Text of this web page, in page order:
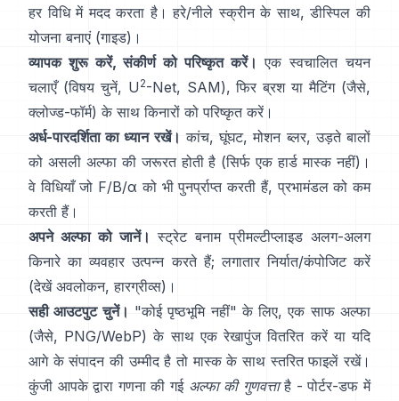
हर विधि में मदद करता है। हरे/नीले स्क्रीन के साथ, डीस्पिल की
योजना बनाएं (गाइड)।
व्यापक शुरू करें, संकीर्ण को परिष्कृत करें। एक स्वचालित चयन
चलाएँ (विषय चुनें, U2-Net, SAM), फिर ब्रश या मैटिंग (जैसे,
क्लोज्ड-फॉर्म) के साथ किनारों को परिष्कृत करें।
अर्ध-पारदर्शिता का ध्यान रखें। कांच, घूंघट, मोशन ब्लर, उड़ते बालों
को असली अल्फा की जरूरत होती है (सिर्फ एक हार्ड मास्क नहीं)।
वे विधियाँ जो F/B/α को भी पुनर्प्राप्त करती हैं, प्रभामंडल को कम
करती हैं।
अपने अल्फा को जानें। स्ट्रेट बनाम प्रीमल्टीप्लाइड अलग-अलग
किनारे का व्यवहार उत्पन्न करते हैं; लगातार निर्यात/कंपोजिट करें
(देखें अवलोकन, हारग्रीव्स)।
सही आउटपुट चुनें। "कोई पृष्ठभूमि नहीं" के लिए, एक साफ अल्फा
(जैसे, PNG/WebP) के साथ एक रेखापुंज वितरित करें या यदि
आगे के संपादन की उम्मीद है तो मास्क के साथ स्तरित फाइलें रखें।
कुंजी आपके द्वारा गणना की गई अल्फा की गुणवत्ताहै -पोर्टर-डफ में